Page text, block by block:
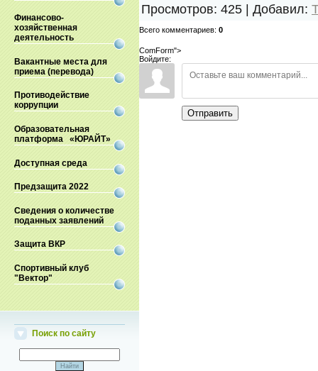
Финансово-
хозяйственная
деятельность
Вакантные места для
приема (перевода)
Противодействие
коррупции
Образовательная
платформа «ЮРАЙТ»
Доступная среда
Предзащита 2022
Сведения о количестве
поданных заявлений
Защита ВКР
Спортивный клуб
"Вектор"
Поиск по сайту
Просмотров: 425 | Добавил:
Всего комментариев: 0
ComForm">
Войдите:
Отправить